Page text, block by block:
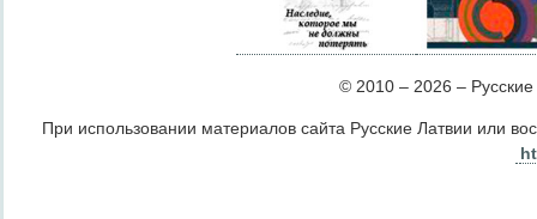
© 2010 – 2026 –
При использовании материалов сайта Русские Латвии или